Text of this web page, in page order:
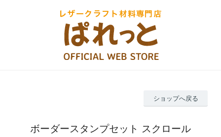
ショップへ戻る
ボーダースタンプセット スクロール